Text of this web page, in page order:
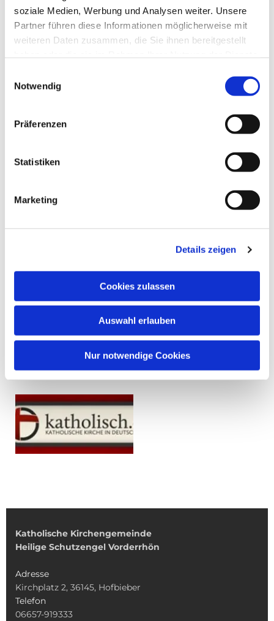
soziale Medien, Werbung und Analysen weiter. Unsere
Partner führen diese Informationen möglicherweise mit
weiteren Daten zusammen, die Sie ihnen bereitgestellt
Notwendig
Präferenzen
Statistiken
Marketing
Details zeigen
Cookies zulassen
Auswahl erlauben
Nur notwendige Cookies
Katholische Kirchengemeinde
Heilige Schutzengel Vorderrhön
Adresse
Kirchplatz 2, 36145, Hofbieber
Telefon
06657-919333